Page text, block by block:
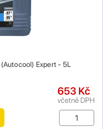
Expert - 5L
653 Kč
včetně DPH